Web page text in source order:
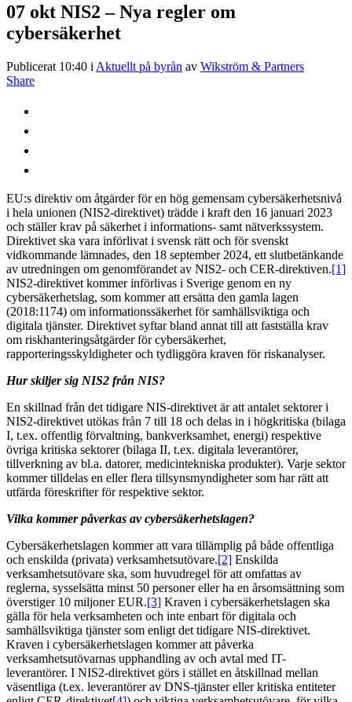
07 okt NIS2 – Nya regler om
cybersäkerhet
Publicerat 10:40 i Aktuellt på byrån av Wikström & Partners
Share
EU:s direktiv om åtgärder för en hög gemensam cybersäkerhetsnivå
i hela unionen (NIS2-direktivet) trädde i kraft den 16 januari 2023
och ställer krav på säkerhet i informations- samt nätverkssystem.
Direktivet ska vara införlivat i svensk rätt och för svenskt
vidkommande lämnades, den 18 september 2024, ett slutbetänkande
av utredningen om genomförandet av NIS2- och CER-direktiven.[1]
NIS2-direktivet kommer införlivas i Sverige genom en ny
cybersäkerhetslag, som kommer att ersätta den gamla lagen
(2018:1174) om informationssäkerhet för samhällsviktiga och
digitala tjänster. Direktivet syftar bland annat till att fastställa krav
om riskhanteringsåtgärder för cybersäkerhet,
rapporteringsskyldigheter och tydliggöra kraven för riskanalyser.
Hur skiljer sig NIS2 från NIS?
En skillnad från det tidigare NIS-direktivet är att antalet sektorer i
NIS2-direktivet utökas från 7 till 18 och delas in i högkritiska (bilaga
I, t.ex. offentlig förvaltning, bankverksamhet, energi) respektive
övriga kritiska sektorer (bilaga II, t.ex. digitala leverantörer,
tillverkning av bl.a. datorer, medicintekniska produkter). Varje sektor
kommer tilldelas en eller flera tillsynsmyndigheter som har rätt att
utfärda föreskrifter för respektive sektor.
Vilka kommer påverkas av cybersäkerhetslagen?
Cybersäkerhetslagen kommer att vara tillämplig på både offentliga
och enskilda (privata) verksamhetsutövare.[2] Enskilda
verksamhetsutövare ska, som huvudregel för att omfattas av
reglerna, sysselsätta minst 50 personer eller ha en årsomsättning som
överstiger 10 miljoner EUR.[3] Kraven i cybersäkerhetslagen ska
gälla för hela verksamheten och inte enbart för digitala och
samhällsviktiga tjänster som enligt det tidigare NIS-direktivet.
Kraven i cybersäkerhetslagen kommer att påverka
verksamhetsutövarnas upphandling av och avtal med IT-
leverantörer. I NIS2-direktivet görs i stället en åtskillnad mellan
väsentliga (t.ex. leverantörer av DNS-tjänster eller kritiska entiteter